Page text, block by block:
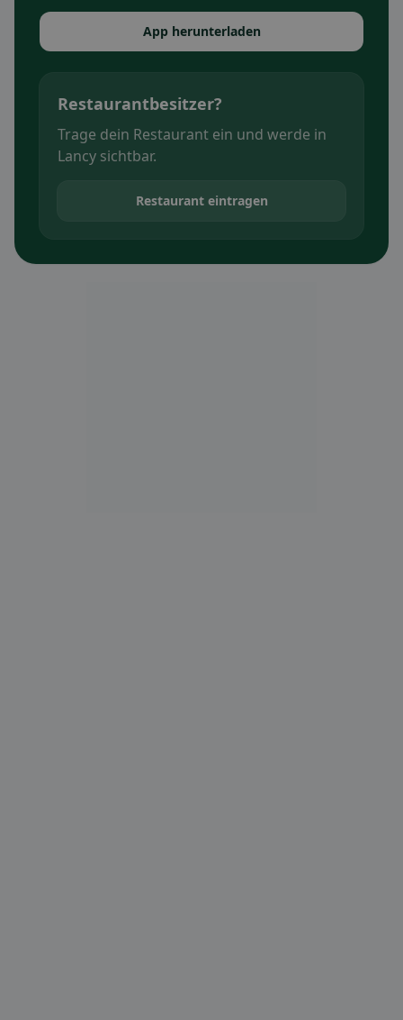
App herunterladen
Restaurantbesitzer?
Trage dein Restaurant ein und werde in
Lancy sichtbar.
Restaurant eintragen